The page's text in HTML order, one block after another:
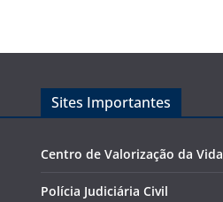
Sites Importantes
Centro de Valorização da Vida
Polícia Judiciária Civil